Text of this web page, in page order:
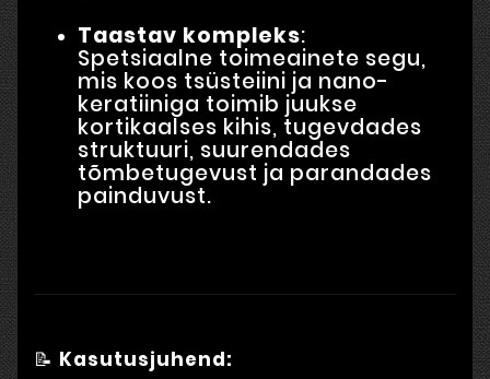
Taastav kompleks:
Spetsiaalne toimeainete segu,
mis koos tsüsteiini ja nano-
keratiiniga toimib juukse
kortikaalses kihis, tugevdades
struktuuri, suurendades
tõmbetugevust ja parandades
painduvust.
📝 Kasutusjuhend: